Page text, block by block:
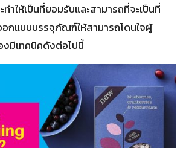
ำให้เป็นที่ยอมรับและสามารถที่จะเป็นที่
กแบบบรรจุภัณฑ์ให้สามารถโดนใจผู้
งมีเทคนิคดังต่อไปนี้